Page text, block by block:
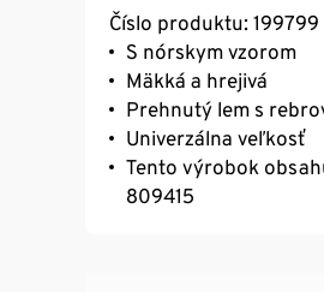
Číslo produktu: 199799
S nórskym vzorom
Mäkká a hrejivá
Prehnutý lem s
Univerzálna veľkosť
Tento výrobok
809415